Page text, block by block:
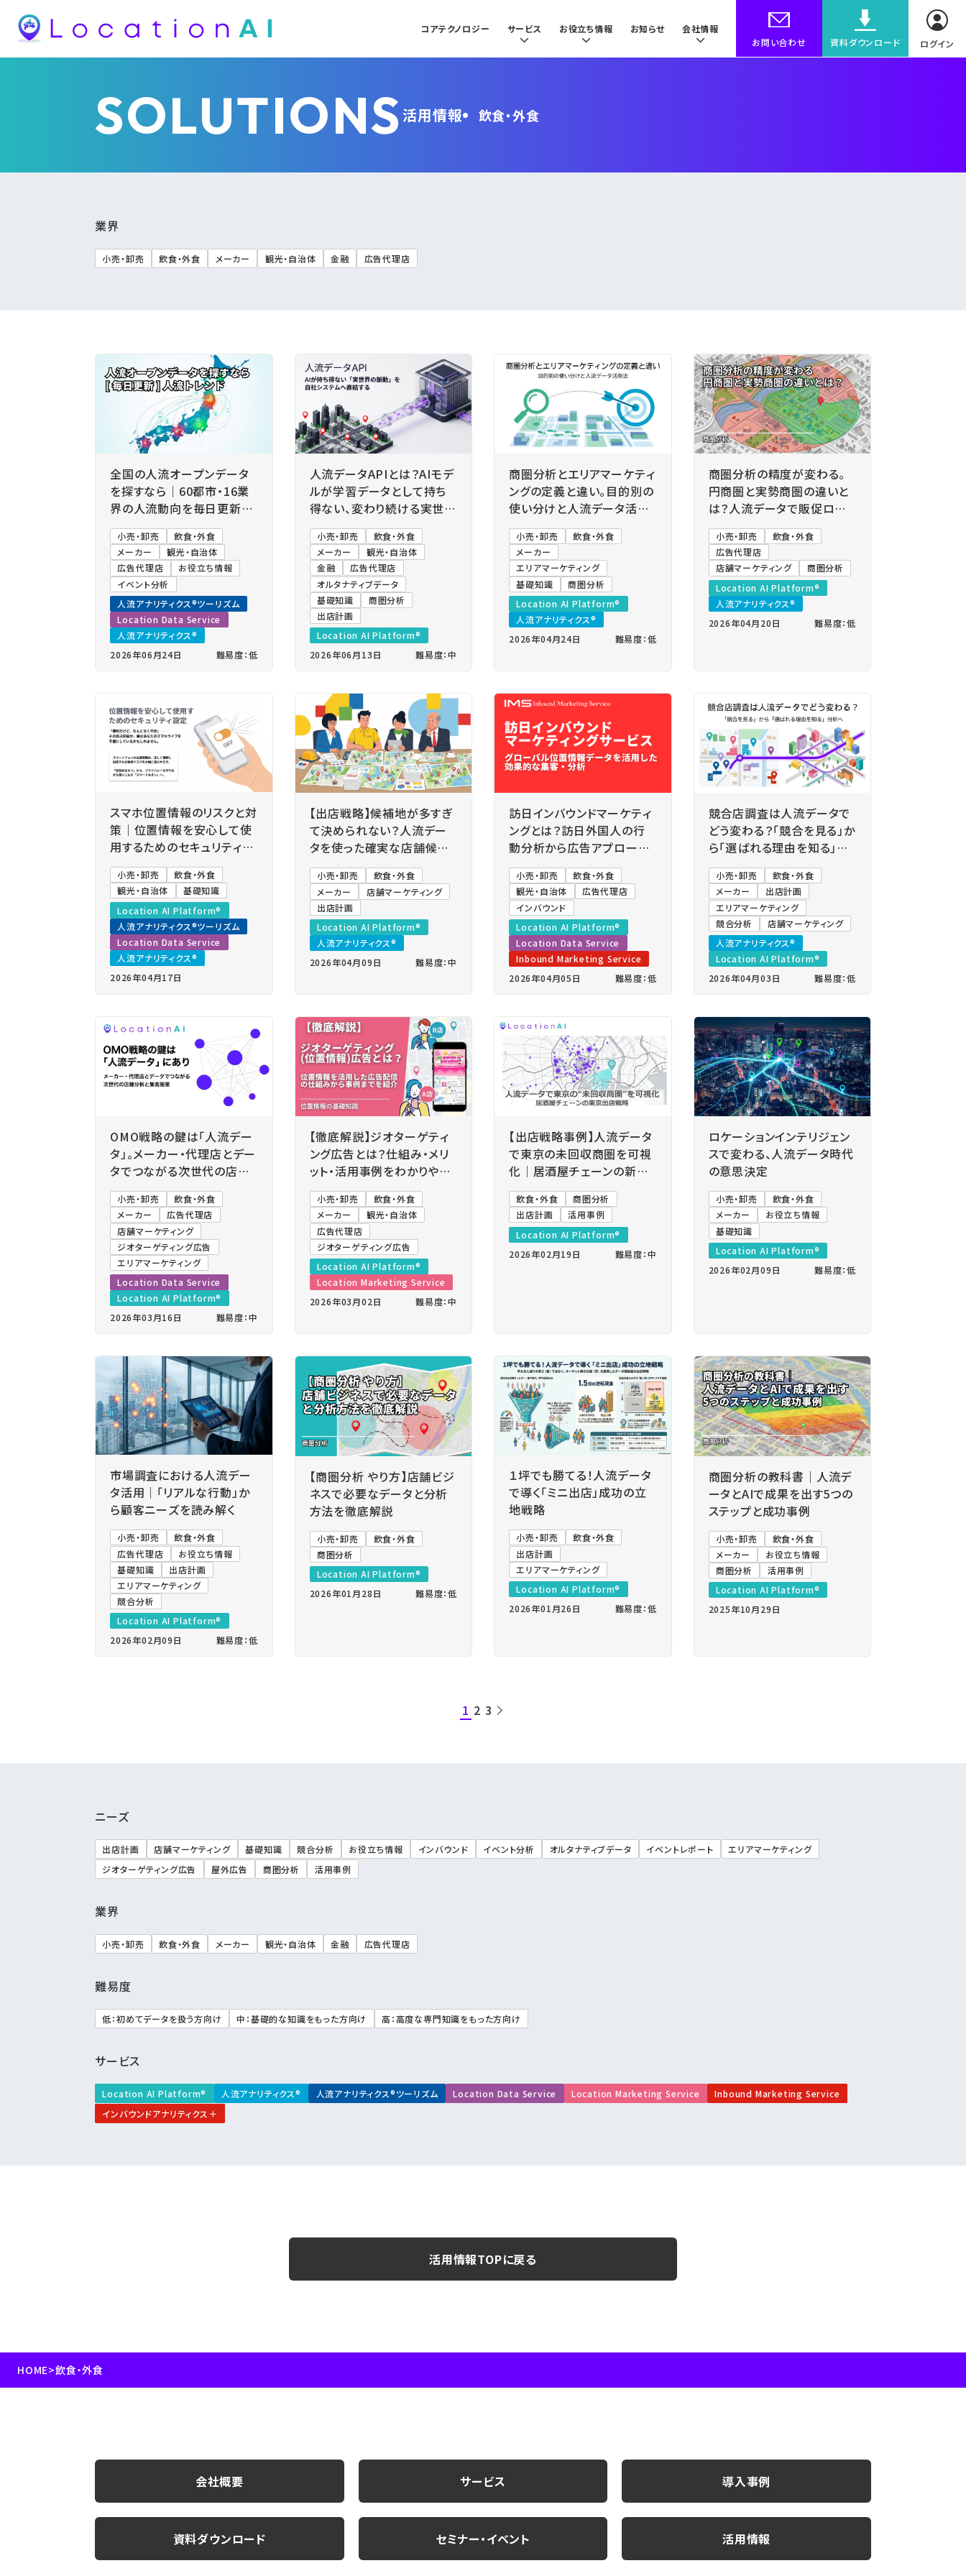
コアテクノロジー サービス お役立ち情報 お知らせ
会社情報
お問い合わせ
資料ダウンロード ログイン
SOLUTIONS 活用情報 飲食・外食
業界
小売・卸売 飲食・外食 メーカー 観光・自治体 金融 広告代理店
全国の人流オープンデータ
を探すなら｜60都市・16業
界の人流動向を毎日更新
「人流トレンド」
小売・卸売
飲食・外食
メーカー
観光・自治体
広告代理店
お役立ち情報
イベント分析
人流アナリティクス®ツーリズム
Location Data Service
人流アナリティクス®
2026年06月24日
難易度：低
人流データAPIとは？AIモデ
ルが学習データとして持ち
得ない、変わり続ける実世界
の人流をつなぐ
小売・卸売
飲食・外食
メーカー
観光・自治体
金融
広告代理店
オルタナティブデータ
基礎知識
商圏分析
出店計画
Location AI Platform®
2026年06月13日
難易度：中
商圏分析とエリアマーケティ
ングの定義と違い。目的別の
使い分けと人流データ活用
法
小売・卸売
飲食・外食
メーカー
エリアマーケティング
基礎知識
商圏分析
Location AI Platform®
人流アナリティクス®
2026年04月24日
難易度：低
商圏分析の精度が変わる。
円商圏と実勢商圏の違いと
は？人流データで販促ロス
を防ぐ「真の集客エリア」を
可視化する方法
小売・卸売
飲食・外食
広告代理店
店舗マーケティング
商圏分析
Location AI Platform®
人流アナリティクス®
2026年04月20日
難易度：低
スマホ位置情報のリスクと対
策｜位置情報を安心して使
用するためのセキュリティ設
定とは？
小売・卸売
飲食・外食
観光・自治体
基礎知識
Location AI Platform®
人流アナリティクス®ツーリズム
Location Data Service
人流アナリティクス®
2026年04月17日
【出店戦略】候補地が多すぎ
て決められない？人流デー
タを使った確実な店舗候補
地の絞り込み方
小売・卸売
飲食・外食
メーカー
店舗マーケティング
出店計画
Location AI Platform®
人流アナリティクス®
2026年04月09日
難易度：中
訪日インバウンドマーケティ
ングとは？訪日外国人の行
動分析から広告アプローチ
までを人流データで一気通
貫小売・卸売
飲食・外食
観光・自治体
広告代理店
インバウンド
Location AI Platform®
Location Data Service
Inbound Marketing Service
2026年04月05日
難易度：低
競合店調査は人流データで
どう変わる？「競合を見る」か
ら「選ばれる理由を知る」分
析へ
小売・卸売
飲食・外食
メーカー
出店計画
エリアマーケティング
競合分析
店舗マーケティング
人流アナリティクス®
Location AI Platform®
2026年04月03日
難易度：低
OMO戦略の鍵は「人流デー
タ」。メーカー・代理店とデー
タでつながる次世代の店舗
分析と集客施策
小売・卸売
飲食・外食
メーカー
広告代理店
店舗マーケティング
ジオターゲティング広告
エリアマーケティング
Location Data Service
Location AI Platform®
2026年03月16日
難易度：中
【徹底解説】ジオターゲティ
ング広告とは？仕組み・メリ
ット・活用事例をわかりやす
く解説
小売・卸売
飲食・外食
メーカー
観光・自治体
広告代理店
ジオターゲティング広告
Location AI Platform®
Location Marketing Service
2026年03月02日
難易度：中
【出店戦略事例】人流データ
で東京の未回収商圏を可視
化｜居酒屋チェーンの新規
出店分析
飲食・外食
商圏分析
出店計画
活用事例
Location AI Platform®
2026年02月19日
難易度：中
ロケーションインテリジェン
スで変わる、人流データ時代
の意思決定
小売・卸売
飲食・外食
メーカー
お役立ち情報
基礎知識
Location AI Platform®
2026年02月09日
難易度：低
市場調査における人流デー
タ活用｜「リアルな行動」か
ら顧客ニーズを読み解く
小売・卸売
飲食・外食
広告代理店
お役立ち情報
基礎知識
出店計画
エリアマーケティング
競合分析
Location AI Platform®
2026年02月09日
難易度：低
【商圏分析 やり方】店舗ビジ
ネスで必要なデータと分析
方法を徹底解説
小売・卸売
飲食・外食
商圏分析
Location AI Platform®
2026年01月28日
難易度：低
１坪でも勝てる！人流データ
で導く「ミニ出店」成功の立
地戦略
小売・卸売
飲食・外食
出店計画
エリアマーケティング
Location AI Platform®
2026年01月26日
難易度：低
商圏分析の教科書｜人流デ
ータとAIで成果を出す5つの
ステップと成功事例
小売・卸売
飲食・外食
メーカー
お役立ち情報
商圏分析
活用事例
Location AI Platform®
2025年10月29日
1 2 3
ニーズ
出店計画 店舗マーケティング 基礎知識 競合分析 お役立ち情報 インバウンド イベント分析 オルタナティブデータ イベントレポート
エリアマーケティング
ジオターゲティング広告
屋外広告 商圏分析 活用事例
業界
小売・卸売 飲食・外食 メーカー 観光・自治体 金融 広告代理店
難易度
低：初めてデータを扱う方向け 中：基礎的な知識をもった方向け 高：高度な専門知識をもった方向け
サービス
Location AI Platform® 人流アナリティクス® 人流アナリティクス®ツーリズム Location Data Service Location Marketing Service
Inbound Marketing Service
インバウンドアナリティクス＋
活用情報TOPに戻る
HOME>飲食・外食
会社概要 サービス 導入事例
資料ダウンロード セミナー・イベント 活用情報